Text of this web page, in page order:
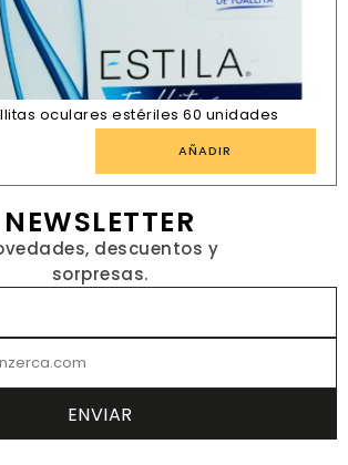
oculares estériles 60 unidades
AÑADIR
NEWSLETTER
descuentos y
sorpresas.